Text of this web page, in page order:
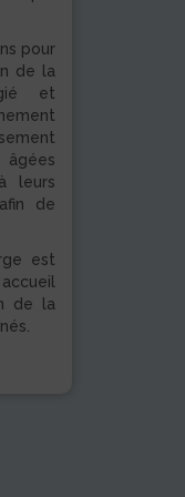
pour
de la
et
âgées
leurs
de
est
de la